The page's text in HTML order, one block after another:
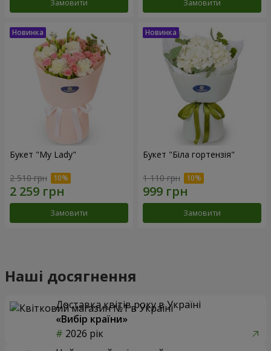
Замовити Замовити
Букет "My Lady"
2 510 грн
Замовити
Букет "Біла гортензія"
1 110 грн
Замовити
Наші досягнення
Доставка квітів року в Україні
«Вибір країни»
2026 рік